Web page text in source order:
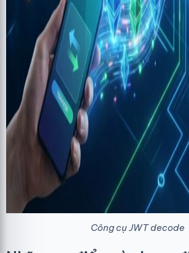
Công cụ JWT decode